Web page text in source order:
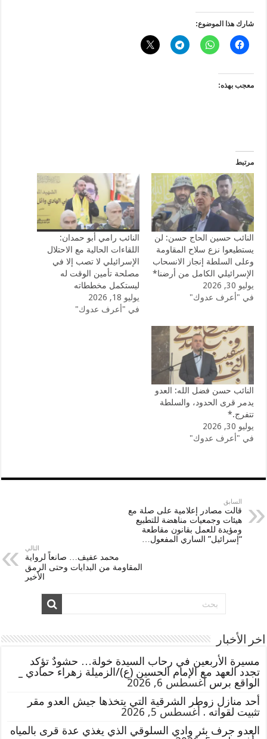
شارك هذا الموضوع:
معجب بهذه:
مرتبط
النائب حسين الحاج حسن: لن
يستطيعوا نزع سلاح المقاومة
وعلى السلطة إنجاز الانسحاب
الإسرائيلي الكامل من أرضنا*
يوليو 30, 2026
في "أعرف عدوك"
النائب رامي أبو حمدان:
اللقاءات الحالية مع الاحتلال
الإسرائيلي لا تصب إلا في
مصلحة تأمين الوقت له
ليستكمل مخططاته
يوليو 18, 2026
في "أعرف عدوك"
النائب حسن فضل الله: العدو
يدمر قرى الحدود، والسلطة
تتفرج.*
يوليو 30, 2026
في "أعرف عدوك"
السابق
قالت مصادر إعلامية على صلة مع
هيئات وجمعيات مناهضة للتطبيع
ومؤيدة للعمل بقانون مقاطعة
“إسرائيل” الساري المفعول…
التالي
محمد عفيف… صانعاً لرواية
المقاومة من البدايات وحتى الرمق
الأخير
اخر الأخبار
مسيرة الأربعين في رحاب السيدة خولة… حشودٌ تؤكد
تجدد العهد مع الإمام الحسين (ع)/الزميلة زهراء حمادي _
الواقع برس أغسطس 6, 2026
أحد منازل زوطر الشرقية التي يتخذها جيش العدو مقر
تثبيت لقواته . أغسطس 5, 2026
العدو جرف بئر وادي السلوقي الذي يغذي عدة قرى بالمياه